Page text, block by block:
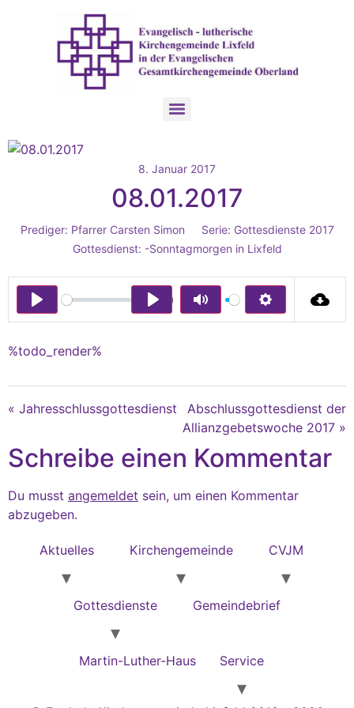
8. Januar 2017
08.01.2017
Prediger: Pfarrer Carsten Simon Serie: Gottesdienste 2017
Gottesdienst: -Sonntagmorgen in Lixfeld
Play
00:00
Mute Settings
Play
%todo_render%
« Jahresschlussgottesdienst
Abschlussgottesdienst der
Allianzgebetswoche 2017 »
Schreibe einen Kommentar
Du musst angemeldet sein, um einen Kommentar
abzugeben.
Aktuelles Kirchengemeinde CVJM
Gottesdienste Gemeindebrief
Martin-Luther-Haus Service